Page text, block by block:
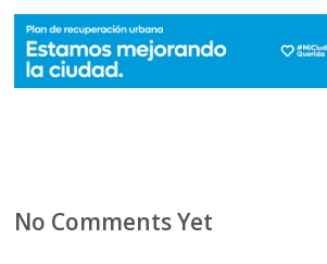
No Comments Yet